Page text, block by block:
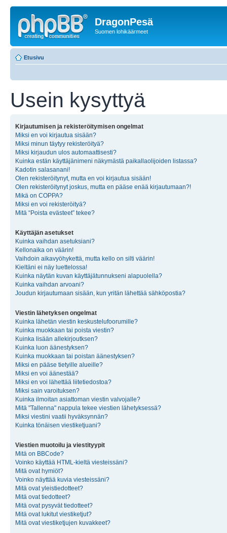
DragonPesä
Suomen lohikäärmeet
Etusivu
Usein kysyttyä
Kirjautumisen ja rekisteröitymisen ongelmat
Miksi en voi kirjautua sisään?
Miksi minun täytyy rekisteröityä?
Miksi kirjaudun ulos automaattisesti?
Kuinka estän käyttäjänimeni näkymästä paikallaolijoiden listassa?
Kadotin salasanani!
Olen rekisteröitynyt, mutta en voi kirjautua sisään!
Olen rekisteröitynyt joskus, mutta en pääse enää kirjautumaan?!
Mikä on COPPA?
Miksi en voi rekisteröityä?
Mitä “Poista evästeet” tekee?
Käyttäjän asetukset
Kuinka vaihdan asetuksiani?
Kellonaika on väärin!
Vaihdoin aikavyöhykettä, mutta kello on silti väärin!
Kieltäni ei näy luettelossa!
Kuinka näytän kuvan käyttäjätunnukseni alapuolella?
Kuinka vaihdan arvoani?
Joudun kirjautumaan sisään, kun yritän lähettää sähköpostia?
Viestin lähetyksen ongelmat
Kuinka lähetän viestin keskustelufoorumille?
Kuinka muokkaan tai poista viestin?
Kuinka lisään allekirjoutksen?
Kuinka luon äänestyksen?
Kuinka muokkaan tai poistan äänestyksen?
Miksi en pääse tietyille alueille?
Miksi en voi äänestää?
Miksi en voi lähettää liitetiedostoa?
Miksi sain varoituksen?
Kuinka ilmoitan asiattoman viestin valvojalle?
Mitä "Tallenna" nappula tekee viestien lähetyksessä?
Miksi viestini vaatii hyväksynnän?
Kuinka tönäisen viestiketjuani?
Viestien muotoilu ja viestityypit
Mitä on BBCode?
Voinko käyttää HTML-kieltä viesteissäni?
Mitä ovat hymiöt?
Voinko näyttää kuvia viesteissäni?
Mitä ovat yleistiedotteet?
Mitä ovat tiedotteet?
Mitä ovat pysyvät tiedotteet?
Mitä ovat lukitut viestiketjut?
Mitä ovat viestiketjujen kuvakkeet?